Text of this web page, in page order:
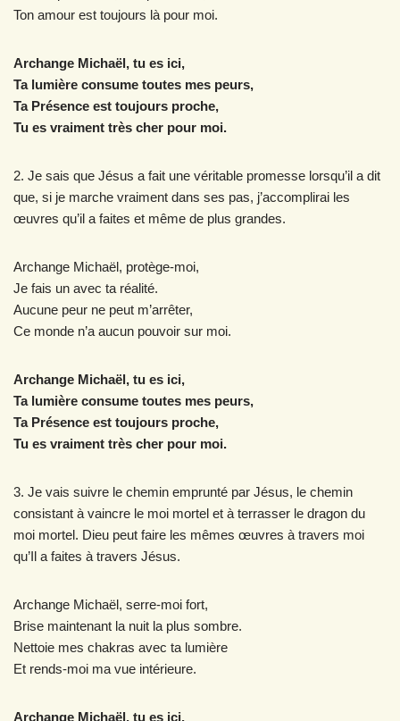
Ton amour est toujours là pour moi.
Archange Michaël, tu es ici,
Ta lumière consume toutes mes peurs,
Ta Présence est toujours proche,
Tu es vraiment très cher pour moi.
2. Je sais que Jésus a fait une véritable promesse lorsqu’il a dit
que, si je marche vraiment dans ses pas, j’accomplirai les
œuvres qu’il a faites et même de plus grandes.
Archange Michaël, protège-moi,
Je fais un avec ta réalité.
Aucune peur ne peut m’arrêter,
Ce monde n’a aucun pouvoir sur moi.
Archange Michaël, tu es ici,
Ta lumière consume toutes mes peurs,
Ta Présence est toujours proche,
Tu es vraiment très cher pour moi.
3. Je vais suivre le chemin emprunté par Jésus, le chemin
consistant à vaincre le moi mortel et à terrasser le dragon du
moi mortel. Dieu peut faire les mêmes œuvres à travers moi
qu’Il a faites à travers Jésus.
Archange Michaël, serre-moi fort,
Brise maintenant la nuit la plus sombre.
Nettoie mes chakras avec ta lumière
Et rends-moi ma vue intérieure.
Archange Michaël, tu es ici,